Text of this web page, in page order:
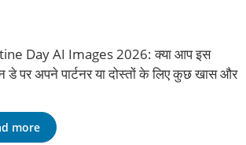
Day AI Images 2026: क्या आप इस
डे पर अपने पार्टनर या दोस्तों के लिए कुछ खास और
more